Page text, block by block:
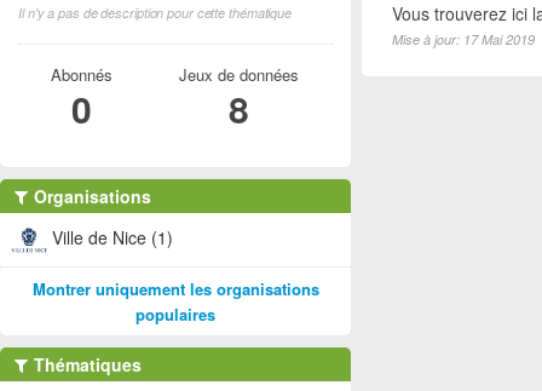
Vous trouverez ici
Mise à jour: 17 Mai 2019
Il n'y a pas de description pour cette thématique
Abonnés
0
Jeux de données
8
Organisations
Ville de Nice (1)
Montrer uniquement les organisations
populaires
Thématiques